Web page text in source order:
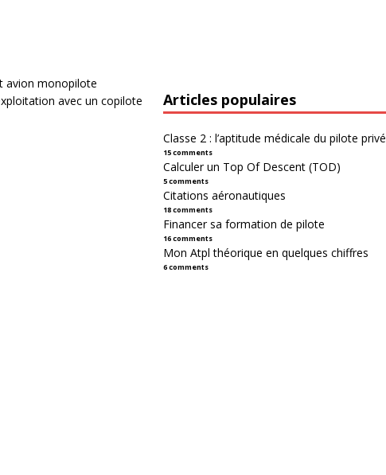
avion monopilote
avec un copilote
Articles populaires
Classe 2 : l’aptitude médicale du pilote privé
15 comments
Calculer un Top Of Descent (TOD)
5 comments
Citations aéronautiques
18 comments
Financer sa formation de pilote
16 comments
Mon Atpl théorique en quelques chiffres
6 comments